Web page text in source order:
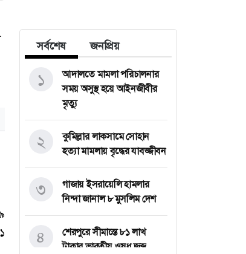
সর্বশেষ জনপ্রিয়
আদালতে মামলা পরিচালনার
সময় অসুস্থ হয়ে আইনজীবীর
মৃত্যু
১
কুমিল্লার লাকসামে সোহান
হত্যা মামলায় বৃদ্ধের যাবজ্জীবন
২
গাজায় ইসরায়েলি হামলার
নিন্দা জানাল ৮ মুসলিম দেশ
৩
শেরপুরে সীমান্তে ৮১ লাখ
টাকার ভারতীয় ওষুধ জব্দ
৪